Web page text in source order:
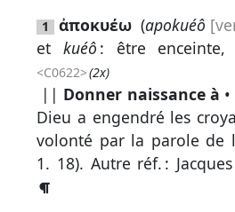
1 ἀποκυέω (apokuéô
et kuéô : être enceinte,
<C0622>(2x)
|| Donner naissance à
Dieu a engendré les
volonté par la parole de
1. 18). Autre réf. :
Recherche
grec
Rechercher
par
code